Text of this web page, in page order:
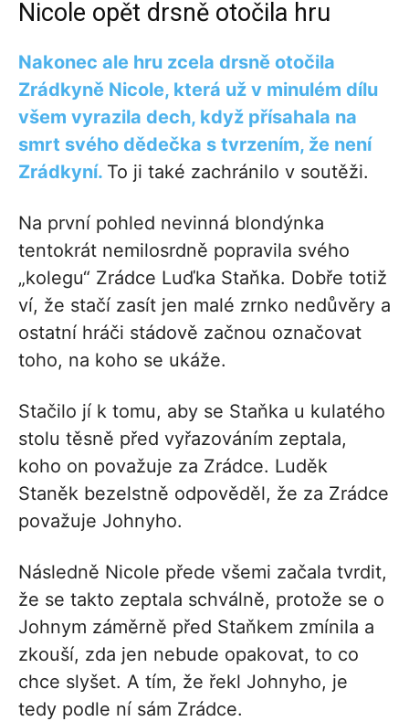
Nicole opět drsně otočila hru
Nakonec ale hru zcela drsně otočila
Zrádkyně Nicole, která už v minulém dílu
všem vyrazila dech, když přísahala na
smrt svého dědečka s tvrzením, že není
Zrádkyní. To ji také zachránilo v soutěži.
Na první pohled nevinná blondýnka
tentokrát nemilosrdně popravila svého
„kolegu“ Zrádce Luďka Staňka. Dobře totiž
ví, že stačí zasít jen malé zrnko nedůvěry a
ostatní hráči stádově začnou označovat
toho, na koho se ukáže.
Stačilo jí k tomu, aby se Staňka u kulatého
stolu těsně před vyřazováním zeptala,
koho on považuje za Zrádce. Luděk
Staněk bezelstně odpověděl, že za Zrádce
považuje Johnyho.
Následně Nicole přede všemi začala tvrdit,
že se takto zeptala schválně, protože se o
Johnym záměrně před Staňkem zmínila a
zkouší, zda jen nebude opakovat, to co
chce slyšet. A tím, že řekl Johnyho, je
tedy podle ní sám Zrádce.